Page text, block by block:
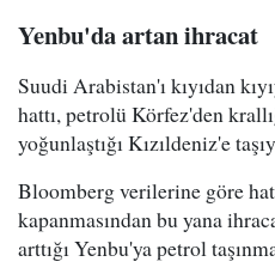
Yenbu'da artan ihracat
Suudi Arabistan'ı kıyıdan
hattı, petrolü Körfez'den
yoğunlaştığı Kızıldeniz'e
Bloomberg verilerine göre
kapanmasından bu yana
arttığı Yenbu'ya petrol